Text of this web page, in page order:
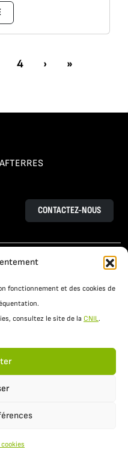
fonctionnement et des cookies de
consultez le site de la CNIL.
Pages
4 › »
AFTERRES
CONTACTEZ-NOUS
LE PROJET OSAÉ